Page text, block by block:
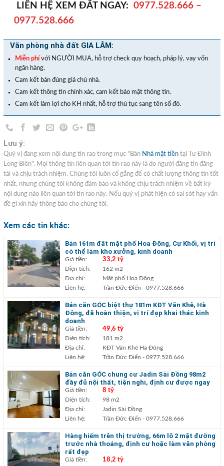
LIÊN HỆ XEM ĐẤT NGAY: 0977.528.666–
0977.528.666
Văn phòng nhà đất GIA LÂM:
Miễn phí với NGƯỜI MUA, hỗ trợ check quy hoạch, pháp lý, vay vốn
ngân hàng.
Cam kết bán đúng giá chủ nhà.
Cam kết thông tin chính xác, cam kết bảo mật thông tin.
Cam kết làm lợi cho KH nhất, hỗ trợ thủ tục sang tên sổ đỏ.
Lưu ý:
Quý vị đang xem nội dung tin rao trong mục "Bán Nhà mặt tiền tại Tư Đình
Long Biên". Mọi thông tin liên quan tới tin rao này là do người đăng tin đăng
tải và chịu trách nhiệm. Chúng tôi luôn cố gắng để có chất lượng thông tin tốt
nhất, nhưng chúng tôi không đảm bảo và không chịu trách nhiệm về bất kỳ
nội dung nào liên quan tới tin rao này. Nếu quý vị phát hiện có sai sót hay vấn
đề gì xin hãy thông báo cho chúng tôi.
Xem các tin khác:
Bán 161m đất mặt phố Hoa Động, Cự Khối, vị trí
có thể làm kho xưởng, kinh doanh
Giá tiền: 33,2 tỷ
Diện tích:
162 m2
Địa chỉ:
Mặt phố Hoa Động
Liên hệ:
Trần Đức Điển - 0977.528.666
Bán căn GÓC biệt thự 181m KĐT Văn Khê, Hà
Đông, đã hoàn thiện, vị trí đẹp khai thác kinh
doanh
Giá tiền: 49,6 tỷ
Diện tích:
181 m2
Địa chỉ:
KĐT Văn Khê Hà Đông
Liên hệ:
Trần Đức Điển - 0977.528.666
Bán căn GÓC chung cư Jadin Sài Đồng 98m2
đầy đủ nội thất, tiện nghi, định cư được ngay
Giá tiền: 8 tỷ
Diện tích:
98 m2
Địa chỉ:
Jadin Sài Đồng
Liên hệ:
Trần Đức Điển - 0977.528.666
Hàng hiếm trên thị trường, 66m lô 2 mặt đường
trước nhà thoáng, định cư hoặc làm văn phòng
rất đẹp
Giá tiền: 18,2 tỷ